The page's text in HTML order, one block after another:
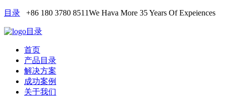
目录 +86 180 3780 8511We Hava More 35 Years Of Expeiences
目录
首页
产品目录
解决方案
成功案例
关于我们